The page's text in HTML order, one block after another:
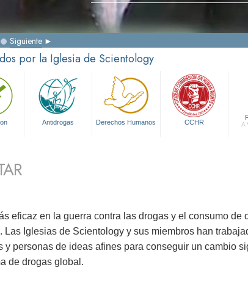
Siguiente
por la Iglesia de Scientology
Antidrogas Derechos Humanos CCHR A
eficaz en la guerra contra las drogas y el consumo de
Las Iglesias de Scientology y sus miembros han
y personas de ideas afines para conseguir un cambio
de drogas global.